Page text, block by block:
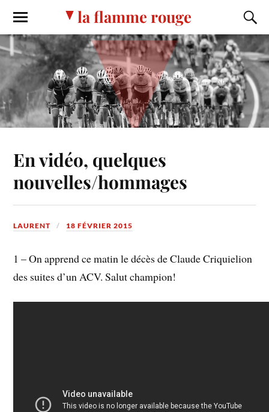
la flamme rouge
En vidéo, quelques
nouvelles/hommages
LAURENT 18 FÉVRIER 2015
1 – On apprend ce matin le décès de Claude Criquielion
des suites d’un ACV. Salut champion!